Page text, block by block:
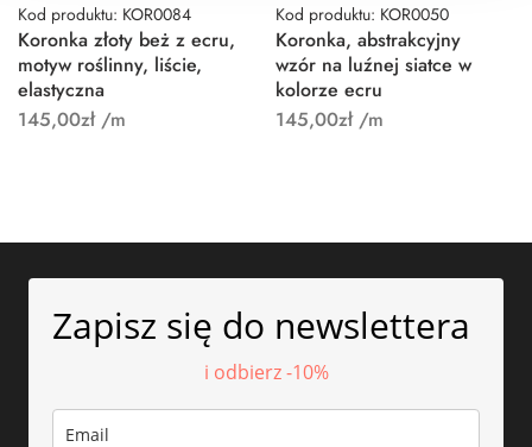
Kod produktu: KOR0084
Koronka złoty beż z ecru,
motyw roślinny, liście,
elastyczna
145,00zł/m
Kod produktu: KOR0050
Koronka, abstrakcyjny
wzór na luźnej siatce w
kolorze ecru
145,00zł/m
Zapisz się do newslettera
i odbierz -10%